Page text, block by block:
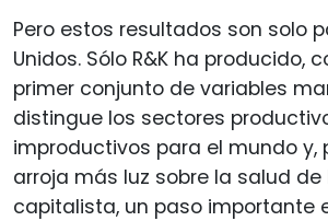
Pero estos resultados son solo
Unidos. Sólo R&K ha producido,
primer conjunto de variables
distingue los sectores
improductivos para el mundo y,
arroja más luz sobre la salud
capitalista, un paso importante